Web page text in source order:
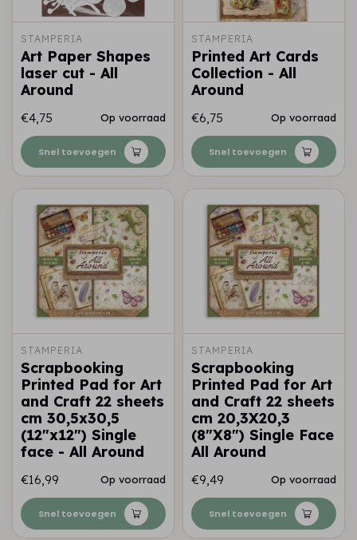
STAMPERIA
Art Paper Shapes
laser cut - All
Around
€4,75 Op voorraad
Snel toevoegen
STAMPERIA
Printed Art Cards
Collection - All
Around
€6,75 Op voorraad
Snel toevoegen
STAMPERIA
Scrapbooking
Printed Pad for Art
and Craft 22 sheets
cm 30,5x30,5
(12"x12") Single
face - All Around
€16,99 Op voorraad
Snel toevoegen
STAMPERIA
Scrapbooking
Printed Pad for Art
and Craft 22 sheets
cm 20,3X20,3
(8"X8") Single Face
All Around
€9,49 Op voorraad
Snel toevoegen